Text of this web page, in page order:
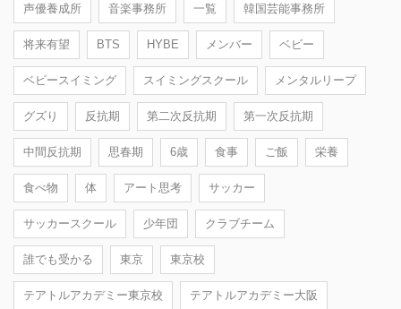
声優養成所 音楽事務所 一覧 韓国芸能事務所
将来有望 BTS HYBE メンバー ベビー
ベビースイミング スイミングスクール メンタルリープ
グズり 反抗期 第二次反抗期 第一次反抗期
中間反抗期 思春期 6歳 食事 ご飯 栄養
食べ物 体 アート思考 サッカー
サッカースクール 少年団 クラブチーム
誰でも受かる 東京 東京校
テアトルアカデミー東京校 テアトルアカデミー大阪